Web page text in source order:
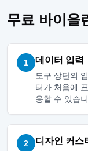
무료 바이올
1 데이터 입력
도구 상단의
터가 처음에
용할 수 있습
2 디자인 커스